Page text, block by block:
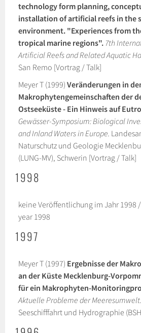
technology form planning,
installation of artificial reefs in the
environment. "Experiences from
tropical marine regions". 7th
Artificial Reefs and Related Aquatic
San Remo [Vortrag / Talk]
Meyer T (1999) Veränderungen in
Makrophytengemeinschaften der
Ostseeküste - Ein Hinweis auf
Gewässer-Symposium: Biological
and Inland Waters in Europe.
Naturschutz und Geologie
(LUNG-MV), Schwerin [Vortrag / Talk]
1998
keine Veröffentlichung im Jahr
year 1998
1997
Meyer T (1997) Ergebnisse der
an der Küste Mecklenburg-
für ein Makrophyten-
Aktuelle Probleme der Meeresumwelt.
Seeschifffahrt und Hydrographie